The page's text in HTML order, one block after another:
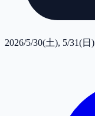
2026/5/30(土), 5/31(日)